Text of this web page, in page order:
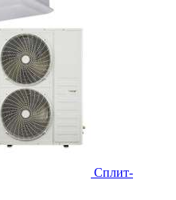
Сплит-